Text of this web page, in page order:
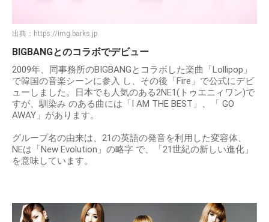
出典： https://img.barks.jp
BIGBANGとのコラボでデビュー
2009年、同事務所のBIGBANGとコラボした楽曲「Lollipop」
で韓国の⾳楽シーンに参⼊ し、その後「Fire」で公式にデビ
ューしました。⽇本でも⼈気のある2NE1(トゥエニィワン)で
すが、馴染み のある曲には「I AM THE BEST」、「 GO
AWAY」があります。
グループ名の由来は、21の英語の発⾳を利⽤した変容体、
NEは「New Evolution」の略字 で、「21世紀の新しい進化」
を意味しています。